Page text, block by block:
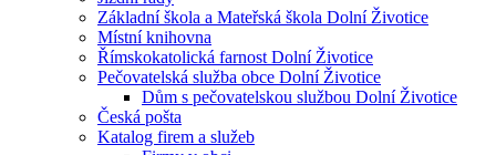
Základní škola a Mateřská škola Dolní Životice
Místní knihovna
Římskokatolická farnost Dolní Životice
Pečovatelská služba obce Dolní Životice
Dům s pečovatelskou službou Dolní Životice
Česká pošta
Katalog firem a služeb